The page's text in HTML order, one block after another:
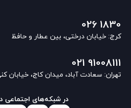
026 1830
کرج: خیابان درختی، بین عطار و حافظ
021 91008111
تهران: سعادت آباد، میدان کاج، خیابان
در شبکه‌های اجتماعی